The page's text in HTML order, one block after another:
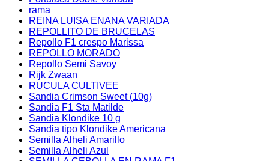
rama
REINA LUISA ENANA VARIADA
REPOLLITO DE BRUCELAS
Repollo F1 crespo Marissa
REPOLLO MORADO
Repollo Semi Savoy
Rijk Zwaan
RUCULA CULTIVEE
Sandia Crimson Sweet (10g)
Sandia F1 Sta Matilde
Sandia Klondike 10 g
Sandia tipo Klondike Americana
Semilla Alheli Amarillo
Semilla Alheli Azul